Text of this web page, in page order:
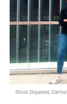
Silvia Goyanes,